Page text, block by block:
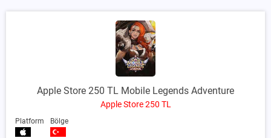
Apple Store 250 TL Mobile Legends Adventure
Apple Store 250 TL
Platform Bölge